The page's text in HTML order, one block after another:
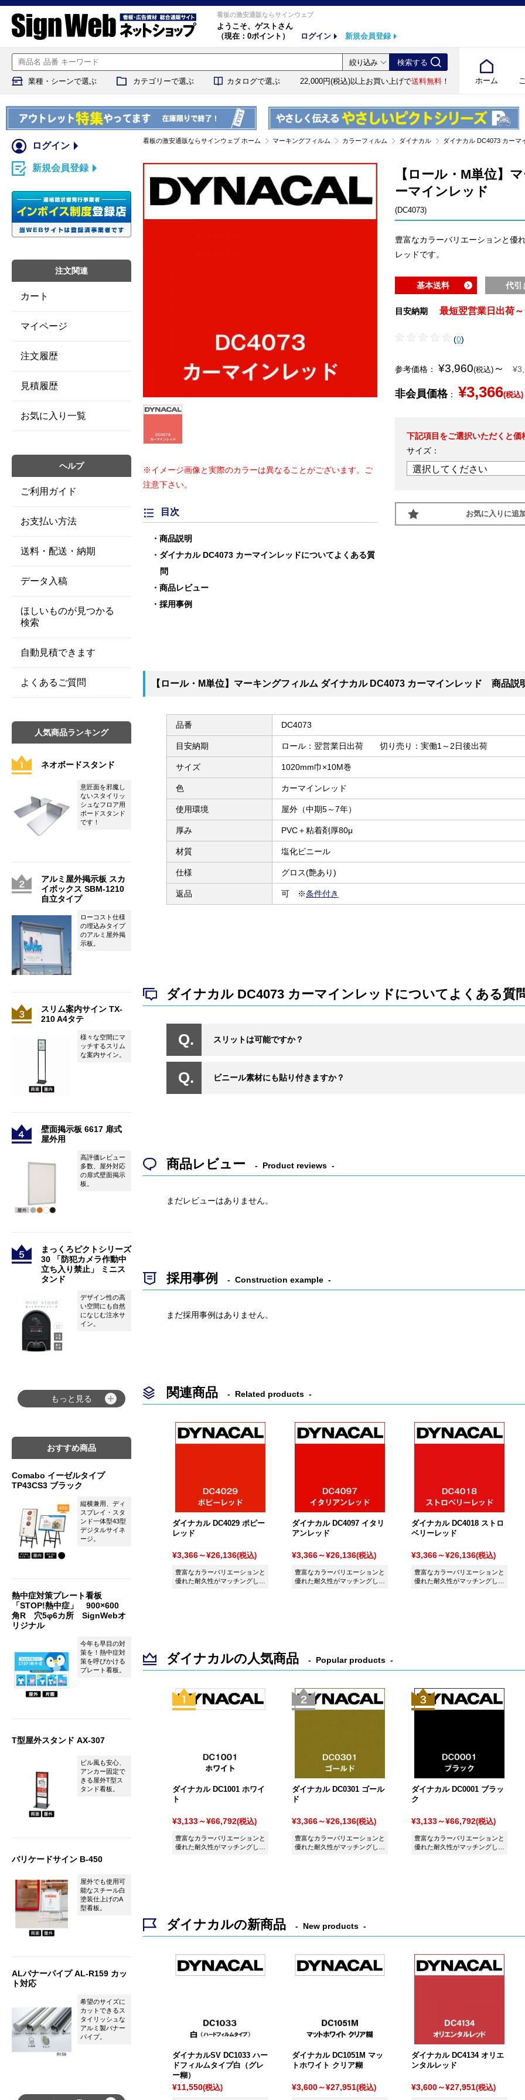
看板の激安通販ならサインウェブ
ようこそ、 ゲストさん
（現在：0ポイント）
ログイン 新規会員登録
ホーム
業種・シーンで選ぶ カテゴリーで選ぶ カタログで選ぶ 22,000円(税込)以上お買い上げで送料無料 ！
看板の激安通販ならサインウェブ ホーム マーキングフィルム カラーフィルム ダイナカル ダイナカル DC4073 カーマ
※イメージ画像と実際のカラーは異なることがございます。ご
注意下さい。
目次
商品説明
ダイナカル DC4073 カーマインレッドについてよくある質
問
商品レビュー
採用事例
【ロール・M単位】
ーマインレッド
(DC4073)
豊富なカラーバリエーションと優
レッドです。
基本送料 代引
目安納期 最短翌営業日出荷～
(0)
参考価格： ¥3,960(税込) ～
非会員価格： ¥3,366(税込)
下記項目をご選択いただくと
サイズ：
お気に入りに追
【ロール・M単位】マーキングフィルム ダイナカル DC4073 カーマインレッド 商品説
品番 DC4073
目安納期 ロール：翌営業日出荷 切り売り：実働1～2日後出荷
サイズ 1020mm巾×10M巻
色 カーマインレッド
使用環境 屋外（中期5～7年）
厚み PVC＋粘着剤厚80μ
材質 塩化ビニール
仕様 グロス(艶あり)
返品 可 ※条件付き
ダイナカル DC4073 カーマインレッドについてよくある質
スリットは可能ですか？
ビニール素材にも貼り付きますか？
商品レビュー Product reviews
まだレビューはありません。
採用事例 Construction example
まだ採用事例はありません。
関連商品 Related products
ダイナカル DC4029 ポピー
レッド
¥3,366～¥26,136(税込)
豊富なカラーバリエーションと
優れた耐久性がマッチングした
ダイナカル DC4097 イタリ
アンレッド
¥3,366～¥26,136(税込)
豊富なカラーバリエーションと
優れた耐久性がマッチングした
ダイナカル DC4018 ストロ
ベリーレッド
¥3,366～¥26,136(税込)
豊富なカラーバリエーションと
優れた耐久性がマッチングした
ダイナカルの人気商品 Popular products
ダイナカル DC1001 ホワイ
ト
¥3,133～¥66,792(税込)
豊富なカラーバリエーションと
優れた耐久性がマッチングした
ダイナカル DC0301 ゴール
ド
¥3,366～¥26,136(税込)
豊富なカラーバリエーションと
優れた耐久性がマッチングした
ダイナカル DC0001 ブラッ
ク
¥3,133～¥66,792(税込)
豊富なカラーバリエーションと
優れた耐久性がマッチングした
ダイナカルの新商品 New products
ダイナカルSV DC1033 ハー
ドフィルムタイプ白（グレ
ー糊）
¥11,550(税込)
ダイナカル DC1051M マッ
トホワイト クリア糊
¥3,600～¥27,951(税込)
ダイナカル DC4134 オリエ
ンタルレッド
¥3,600～¥27,951(税込)
ログイン
新規会員登録
注文関連
カート
マイページ
注文履歴
見積履歴
お気に入り一覧
ヘルプ
ご利用ガイド
お支払い方法
送料・配送・納期
データ入稿
ほしいものが見つかる
検索
自動見積できます
よくあるご質問
人気商品ランキング
ネオボードスタンド
意匠面を邪魔し
ないスタイリッ
シュなフロア用
ボードスタンド
です！
アルミ屋外掲示板 スカ
イボックス SBM-1210
自立タイプ
ローコスト仕様
の埋込みタイプ
のアルミ屋外掲
示板。
スリム案内サイン TX-
210 A4タテ
様々な空間にマ
ッチするスリム
な案内サイン。
壁面掲示板 6617 扉式
屋外用
高評価レビュー
多数、屋外対応
の扉式壁面掲示
板。
まっくろピクトシリーズ
30 「防犯カメラ作動中
立ち入り禁止」 ミニス
タンド
デザイン性の高
い空間にも自然
になじむ注水サ
イン。
もっと見る
おすすめ商品
Comabo イーゼルタイプ
TP43CS3 ブラック
縦横兼用、ディ
スプレイ・スタ
ンド一体型43型
デジタルサイネ
ージ。
熱中症対策プレート看板
「STOP!熱中症」 900×600
角R 穴5φ6カ所 SignWebオ
リジナル
今年も早目の対
策を！熱中症対
策を呼びかける
プレート看板。
T型屋外スタンド AX-307
ビル風も安心、
アンカー固定で
きる屋外T型ス
タンド看板。
バリケードサイン B-450
屋外でも使用可
能なスチール白
塗装仕上げのA
型看板。
ALバナーパイプ AL-R159 カッ
ト対応
希望のサイズに
カットできるス
タイリッシュな
アルミ製バナー
パイプ。